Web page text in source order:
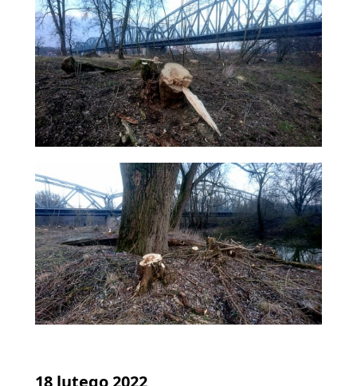
18 lutego 2022